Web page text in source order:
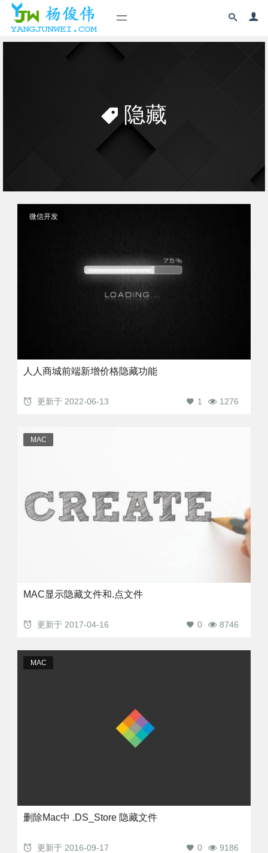
隐藏
微信开发
人人商城前端新增价格隐藏功能
更新于 2022-06-13 1276
1
MAC
MAC显示隐藏文件和.点文件
更新于 2017-04-16 8746
0
MAC
删除Mac中 .DS_Store 隐藏文件
更新于 2016-09-17 9186
0